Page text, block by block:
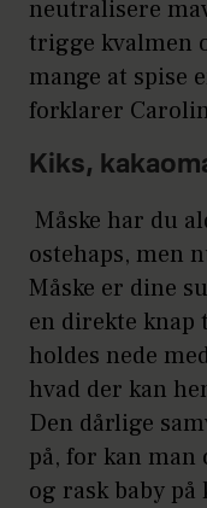
neutralisere
trigge kvalmen
mange at spise
forklarer
Kiks,
Måske har du
ostehaps, men
Måske er dine
en direkte knap
holdes nede
hvad der kan
Den dårlige
på, for kan man
og rask baby